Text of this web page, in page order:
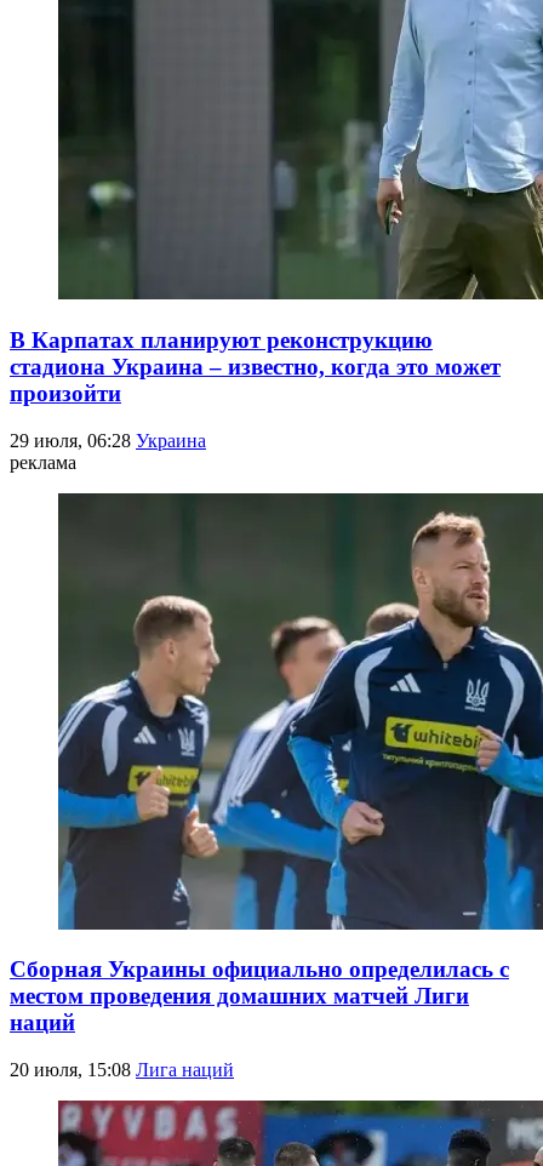
В Карпатах планируют реконструкцию
стадиона Украина – известно, когда это может
произойти
29 июля, 06:28 Украина
реклама
Сборная Украины официально определилась с
местом проведения домашних матчей Лиги
наций
20 июля, 15:08 Лига наций